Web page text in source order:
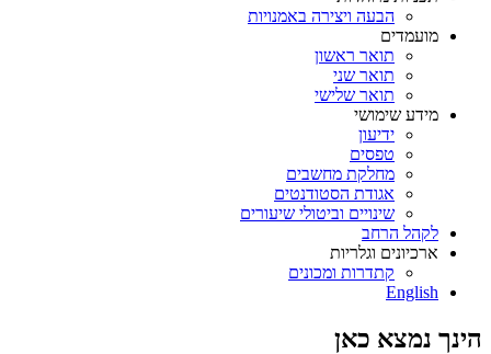
הבעה ויצירה באמנויות
מועמדים
תואר ראשון
תואר שני
תואר שלישי
מידע שימושי
ידיעון
טפסים
מחלקת מחשבים
אגודת הסטודנטים
שינויים וביטולי שיעורים
לקהל הרחב
ארכיונים וגלריות
קתדרות ומכונים
English
הינך נמצא כאן